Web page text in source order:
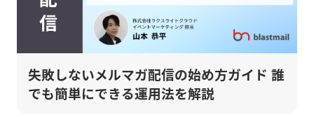
失敗しないメルマガ配信の始め方ガイド 誰
でも簡単にできる運用法を解説